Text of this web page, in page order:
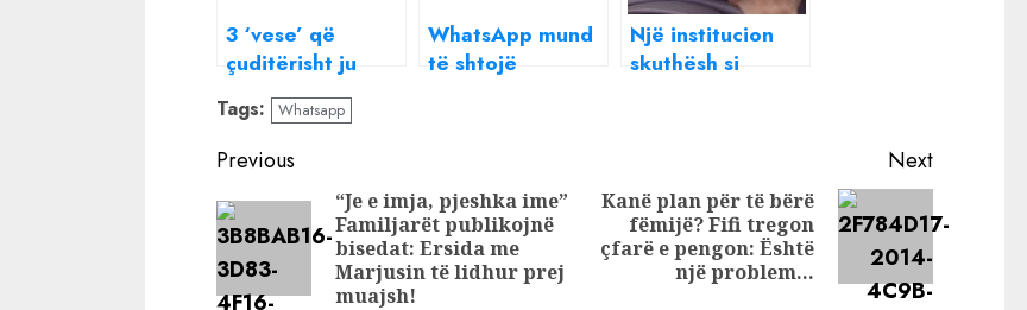
3 ‘vese’ që
çuditërisht ju
bëjnë më
inteligjentë nga
të tjerët
WhatsApp mund
të shtojë
Një institucion
skuthësh si
Tags: Whatsapp
Continue
Reading
Previous
Previous
“Je e imja, pjeshka ime”
Familjarët publikojnë
bisedat: Ersida me
Marjusin të lidhur prej
muajsh!
Next
post:
Kanë plan për të bërë
fëmijë? Fifi tregon
çfarë e pengon: Është
një problem…